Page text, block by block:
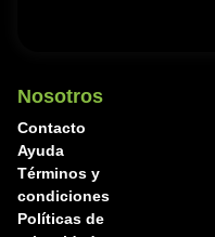
Nosotros
Contacto
Ayuda
Términos y
condiciones
Políticas de